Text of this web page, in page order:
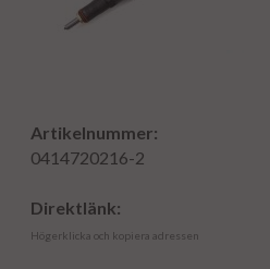
Artikelnummer:
0414720216-2
Direktlänk:
Högerklicka och kopiera adressen